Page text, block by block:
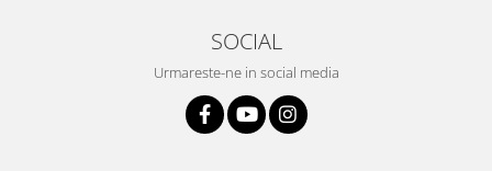
SOCIAL
Urmareste-ne in social media